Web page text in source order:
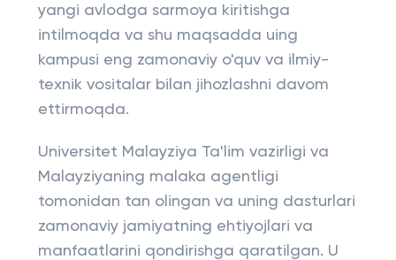
yangi avlodga sarmoya kiritishga
intilmoqda va shu maqsadda uing
kampusi eng zamonaviy o'quv va ilmiy-
texnik vositalar bilan jihozlashni davom
ettirmoqda.
Universitet Malayziya Ta'lim vazirligi va
Malayziyaning malaka agentligi
tomonidan tan olingan va uning dasturlari
zamonaviy jamiyatning ehtiyojlari va
manfaatlarini qondirishga qaratilgan. U